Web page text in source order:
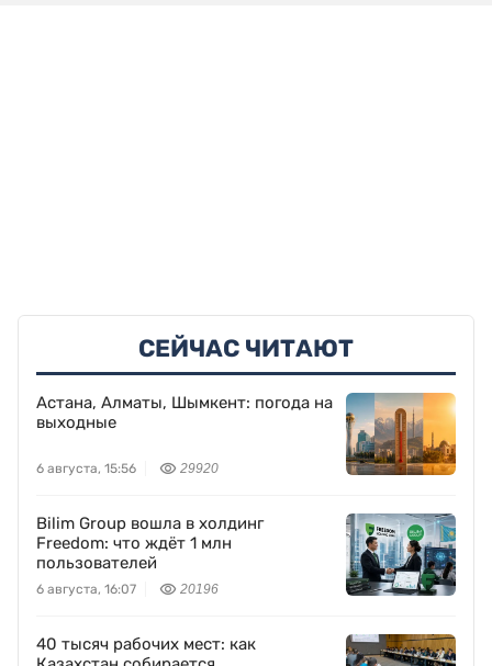
СЕЙЧАС ЧИТАЮТ
Астана, Алматы, Шымкент: погода на
выходные
6 августа, 15:56 29920
Bilim Group вошла в холдинг
Freedom: что ждёт 1 млн
пользователей
6 августа, 16:07 20196
40 тысяч рабочих мест: как